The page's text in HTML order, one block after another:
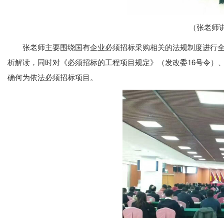
（张老
张老师主要围绕国有企业必须招标采购相关的法规制度进行
析解读，同时对《必须招标的工程项目规定》（发改委16号令
确何为依法必须招标项目。